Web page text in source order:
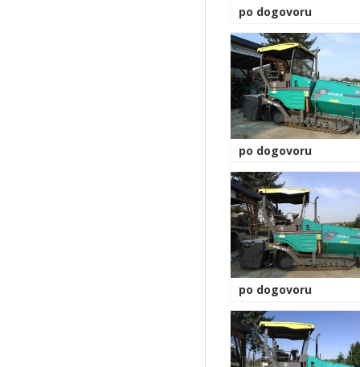
po dogovoru
po dogovoru
po dogovoru